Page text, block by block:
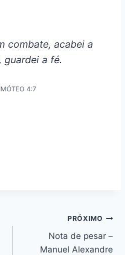
combate, acabei a
guardei a fé.
4:7
PRÓXIMO
Nota de pesar –
Manuel Alexandre